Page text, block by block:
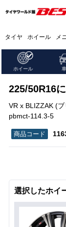
タイヤ ホイール メ
ホイール
225/50R16
VR x BLIZZAK (
pbmct-114.3-5
選択したホイ